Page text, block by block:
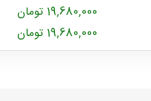
19,680,000 تومان
19,680,000 تومان